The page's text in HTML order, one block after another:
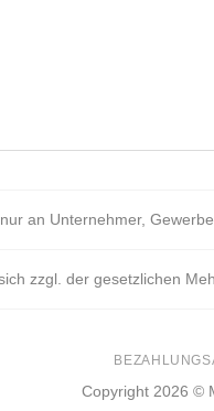
an Unternehmer,
zzgl. der gesetzlichen
Copyright 2026 ©